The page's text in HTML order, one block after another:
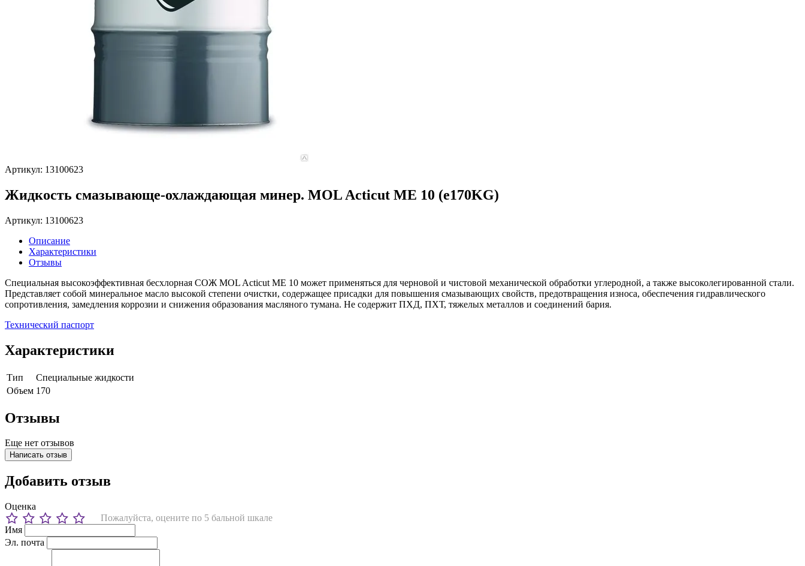
Артикул: 13100623
Жидкость смазывающе-охлаждающая минер. MOL Acticut ME 10 (e170KG)
Артикул: 13100623
Описание
Характеристики
Отзывы
Специальная высокоэффективная бесхлорная СОЖ MOL Acticut ME 10 может применяться для черновой и чистовой механической обработки углеродной, а также высоколегированной стали.
Представляет собой минеральное масло высокой степени очистки, содержащее присадки для повышения смазывающих свойств, предотвращения износа, обеспечения гидравлического
сопротивления, замедления коррозии и снижения образования масляного тумана. Не содержит ПХД, ПХТ, тяжелых металлов и соединений бария.
Технический паспорт
Характеристики
Тип
Специальные жидкости
Объем 170
Отзывы
Еще нет отзывов
Написать отзыв
Добавить отзыв
Оценка
Пожалуйста, оцените по 5 бальной шкале
Имя
Эл. почта